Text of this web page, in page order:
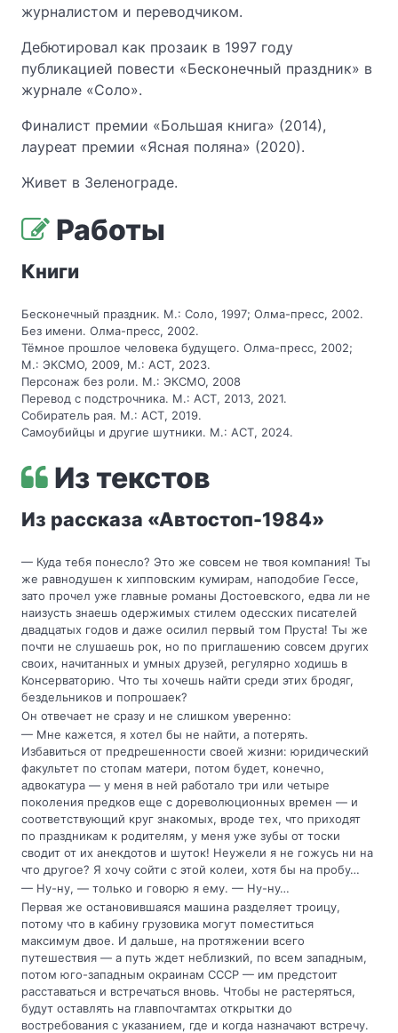
журналистом и переводчиком.
Дебютировал как прозаик в 1997 году
публикацией повести «Бесконечный праздник» в
журнале «Соло».
Финалист премии «Большая книга» (2014),
лауреат премии «Ясная поляна» (2020).
Живет в Зеленограде.
Работы
Книги
Бесконечный праздник. М.: Соло, 1997; Олма-пресс, 2002.
Без имени. Олма-пресс, 2002.
Тёмное прошлое человека будущего. Олма-пресс, 2002;
М.: ЭКСМО, 2009, М.: АСТ, 2023.
Персонаж без роли. М.: ЭКСМО, 2008
Перевод с подстрочника. М.: АСТ, 2013, 2021.
Собиратель рая. М.: АСТ, 2019.
Самоубийцы и другие шутники. М.: АСТ, 2024.
Из текстов
Из рассказа «Автостоп-1984»
— Куда тебя понесло? Это же совсем не твоя компания! Ты
же равнодушен к хипповским кумирам, наподобие Гессе,
зато прочел уже главные романы Достоевского, едва ли не
наизусть знаешь одержимых стилем одесских писателей
двадцатых годов и даже осилил первый том Пруста! Ты же
почти не слушаешь рок, но по приглашению совсем других
своих, начитанных и умных друзей, регулярно ходишь в
Консерваторию. Что ты хочешь найти среди этих бродяг,
бездельников и попрошаек?
Он отвечает не сразу и не слишком уверенно:
— Мне кажется, я хотел бы не найти, а потерять.
Избавиться от предрешенности своей жизни: юридический
факультет по стопам матери, потом будет, конечно,
адвокатура — у меня в ней работало три или четыре
поколения предков еще с дореволюционных времен — и
соответствующий круг знакомых, вроде тех, что приходят
по праздникам к родителям, у меня уже зубы от тоски
сводит от их анекдотов и шуток! Неужели я не гожусь ни на
что другое? Я хочу сойти с этой колеи, хотя бы на пробу…
— Ну-ну, — только и говорю я ему. — Ну-ну…
Первая же остановившаяся машина разделяет троицу,
потому что в кабину грузовика могут поместиться
максимум двое. И дальше, на протяжении всего
путешествия — а путь ждет неблизкий, по всем западным,
потом юго-западным окраинам СССР — им предстоит
расставаться и встречаться вновь. Чтобы не растеряться,
будут оставлять на главпочтамтах открытки до
востребования с указанием, где и когда назначают встречу.